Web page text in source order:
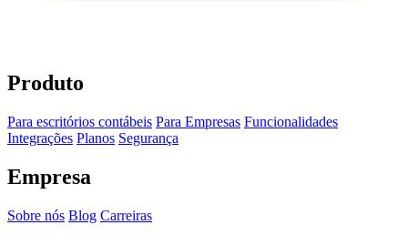
Produto
Para escritórios contábeis Para Empresas Funcionalidades
Integrações Planos Segurança
Empresa
Sobre nós Blog Carreiras